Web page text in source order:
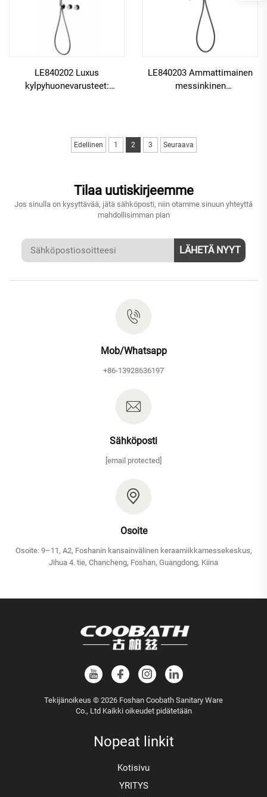
LE840202 Luxus
kylpyhuonevarusteet:
LE840203 Ammattimainen
messinkinen
Edellinen 1 2 3 Seuraava
Tilaa uutiskirjeemme
Jos sinulla on kysyttävää, jätä sähköposti, niin otamme sinuun yhteyttä
mahdollisimman pian
LÄHETÄ NYYT
Mob/Whatsapp
+86-13928636197
Sähköposti
[email protected]
Osoite
Osoite: 9–11, A2, Foshanin kansainvälinen keraamiikkamessekeskus,
Jihua 4. tie, Chancheng, Foshan, Guangdong, Kiina
Tekijänoikeus © 2026 Foshan Coobath Sanitary Ware
Co., Ltd Kaikki oikeudet pidätetään
Nopeat linkit
Kotisivu
YRITYS